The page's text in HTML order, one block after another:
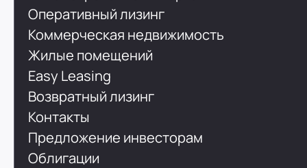
Оперативный лизинг
Коммерческая недвижимость
Жилые помещений
Easy Leasing
Возвратный лизинг
Контакты
Предложение инвесторам
Облигации